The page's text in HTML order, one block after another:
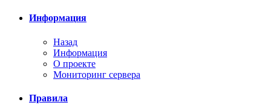
Информация
Назад
Информация
О проекте
Мониторинг сервера
Правила